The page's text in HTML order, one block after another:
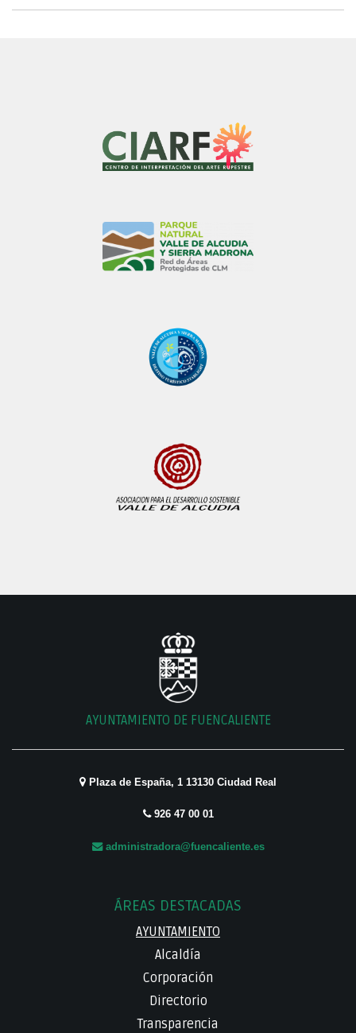
AYUNTAMIENTO DE FUENCALIENTE
Plaza de España, 1 13130 Ciudad Real
926 47 00 01
administradora@fuencaliente.es
ÁREAS DESTACADAS
AYUNTAMIENTO
Alcaldía
Corporación
Directorio
Transparencia